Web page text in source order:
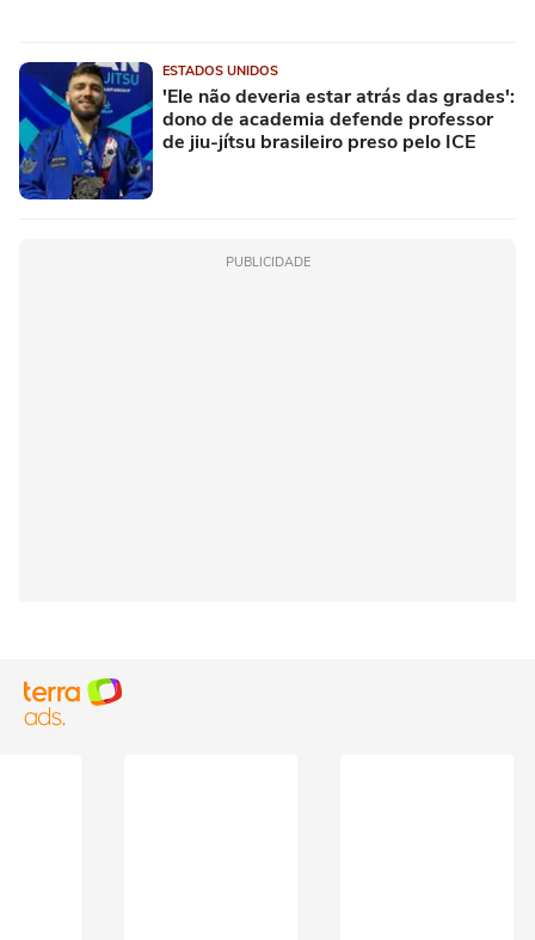
ESTADOS UNIDOS
'Ele não deveria estar atrás das grades':
dono de academia defende professor
de jiu-jítsu brasileiro preso pelo ICE
PUBLICIDADE